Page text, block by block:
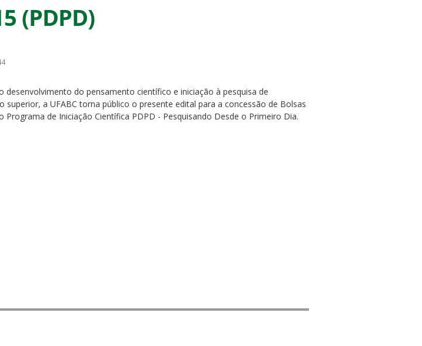
(PDPD)
do pensamento científico e iniciação à pesquisa de
superior, a UFABC torna público o presente edital para a concessão de Bolsas
Programa de Iniciação Científica PDPD - Pesquisando Desde o Primeiro Dia.